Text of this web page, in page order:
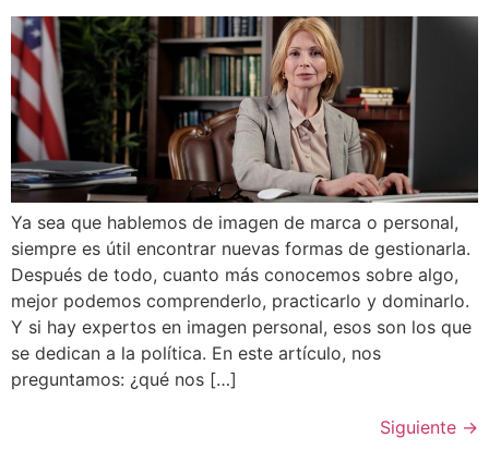
Ya sea que hablemos de imagen de marca o personal,
siempre es útil encontrar nuevas formas de gestionarla.
Después de todo, cuanto más conocemos sobre algo,
mejor podemos comprenderlo, practicarlo y dominarlo.
Y si hay expertos en imagen personal, esos son los que
se dedican a la política. En este artículo, nos
preguntamos: ¿qué nos […]
Siguiente →